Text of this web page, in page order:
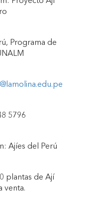
Programa de
5796
Ajíes del Perú
plantas de Ají
venta.